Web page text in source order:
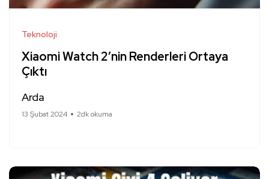
Teknoloji
Xiaomi Watch 2’nin Renderleri Ortaya
Çıktı
Arda
13 Şubat 2024 2dk okuma